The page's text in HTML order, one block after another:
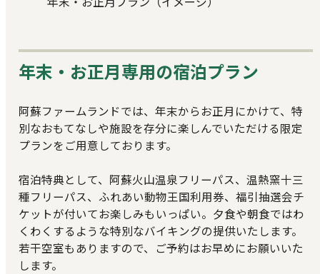
年末・お正月専用の宿泊プラン
阿蘇ファームランドでは、年末からお正月にかけて、特
別なおもてなしや施設を存分に楽しんでいただける限定
プランをご用意しております。
宿泊特典として、阿蘇火山温泉フリーパス、温熱窯十三
種フリーパス、ふれあい動物王国利用券、福引抽選会チ
ケットが付いてお楽しみもいっぱい。夕食や朝食ではわ
くわくするような特別なバイキングの提供いたします。
若干空室もありますので、ご予約はお早めにお願いいた
します。